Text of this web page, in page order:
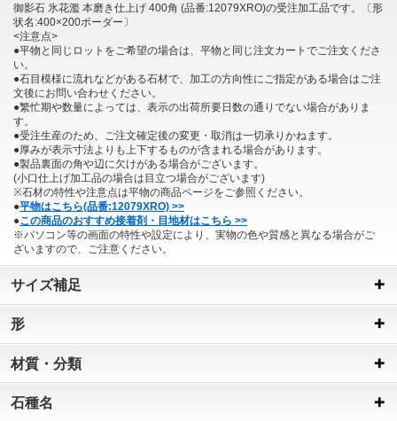
御影石 氷花濫 本磨き仕上げ 400角 (品番:12079XRO)の受注加工品です。〔形
状名:400×200ボーダー〕
<注意点>
●平物と同じロットをご希望の場合は、平物と同じ注文カートでご注文くださ
い。
●石目模様に流れなどがある石材で、加工の方向性にご指定がある場合はご注
文後にお問い合わせください。
●繁忙期や数量によっては、表示の出荷所要日数の通りでない場合がありま
す。
●受注生産のため、ご注文確定後の変更・取消は一切承りかねます。
●厚みが表示寸法よりも上下するものが含まれる場合があります。
●製品裏面の角や辺に欠けがある場合がございます。
(小口仕上げ加工品の場合は目立つ場合がございます)
※石材の特性や注意点は平物の商品ページをご参照ください。
●平物はこちら(品番:12079XRO) >>
●この商品のおすすめ接着剤・目地材はこちら >>
※パソコン等の画面の特性や設定により、実物の色や質感と異なる場合がご
ざいますので、ご注意ください。
サイズ補足
形
材質・分類
石種名